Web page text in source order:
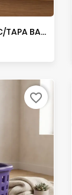
BOTE MINI MULTIUSOS C/TAPA BALANCIN
favorite_border